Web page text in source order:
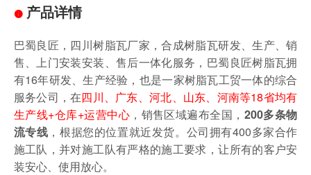
产品详情
巴蜀良匠，四川树脂瓦厂家，合成树脂瓦研发、生产、销
售、上门安装安装、售后一体化服务，巴蜀良匠树脂瓦拥
有16年研发、生产经验，也是一家树脂瓦工贸一体的综合
服务公司，在四川、广东、河北、山东、河南等18省均有
生产线+仓库+运营中心 ，销售区域遍布全国， 200多条物
流专线 ，根据您的位置就近发货。 公司拥有400多家合作
施工队，并对施工队有严格的施工要求，让所有的客户安
装安心、使用放心。